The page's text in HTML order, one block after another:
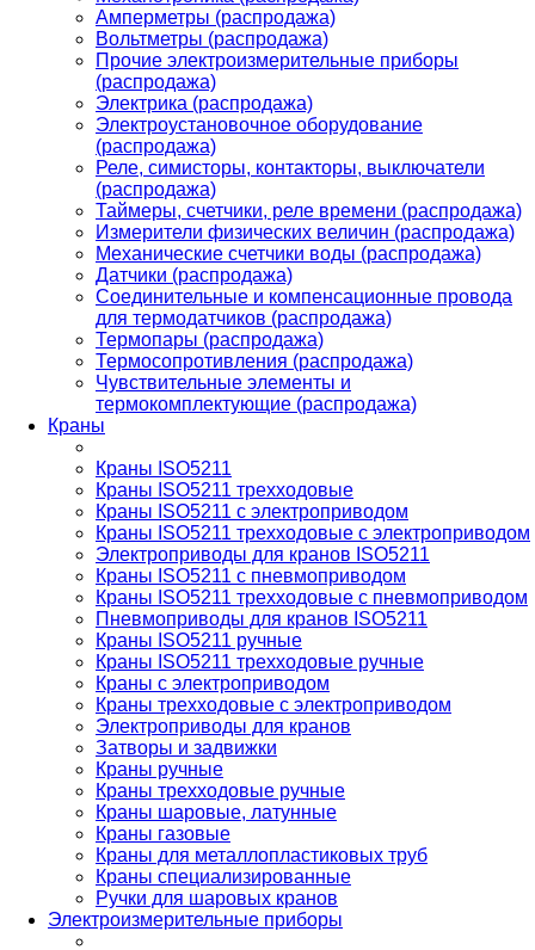
Амперметры (распродажа)
Вольтметры (распродажа)
Прочие электроизмерительные приборы
(распродажа)
Электрика (распродажа)
Электроустановочное оборудование
(распродажа)
Реле, симисторы, контакторы, выключатели
(распродажа)
Таймеры, счетчики, реле времени (распродажа)
Измерители физических величин (распродажа)
Механические счетчики воды (распродажа)
Датчики (распродажа)
Соединительные и компенсационные провода
для термодатчиков (распродажа)
Термопары (распродажа)
Термосопротивления (распродажа)
Чувствительные элементы и
термокомплектующие (распродажа)
Краны
Краны ISO5211
Краны ISO5211 трехходовые
Краны ISO5211 с электроприводом
Краны ISO5211 трехходовые с электроприводом
Электроприводы для кранов ISO5211
Краны ISO5211 с пневмоприводом
Краны ISO5211 трехходовые с пневмоприводом
Пневмоприводы для кранов ISO5211
Краны ISO5211 ручные
Краны ISO5211 трехходовые ручные
Краны с электроприводом
Краны трехходовые с электроприводом
Электроприводы для кранов
Затворы и задвижки
Краны ручные
Краны трехходовые ручные
Краны шаровые, латунные
Краны газовые
Краны для металлопластиковых труб
Краны специализированные
Ручки для шаровых кранов
Электроизмерительные приборы